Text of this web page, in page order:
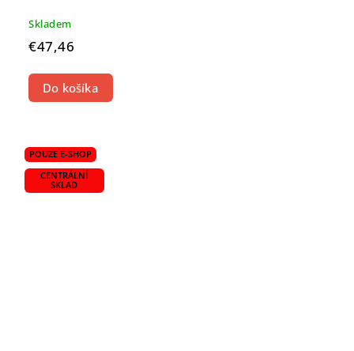
Skladem
€47,46
Do košíka
POUZE E-SHOP
CENTRÁLNÍ
SKLAD